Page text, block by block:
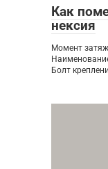
Как
нексия
Момент
Болт